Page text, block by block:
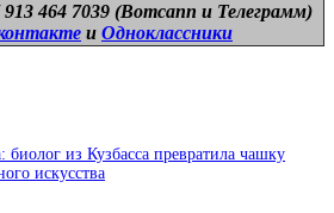
464 7039 (Вотсапп и Телеграмм)
и Одноклассники
из Кузбасса превратила чашку
искусства